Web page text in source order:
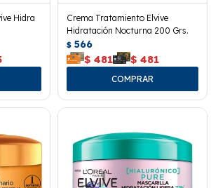
Hidra
Crema Tratamiento Elvive
Hidratación Nocturna 200 Grs.
$ 566
$ 481 $ 481